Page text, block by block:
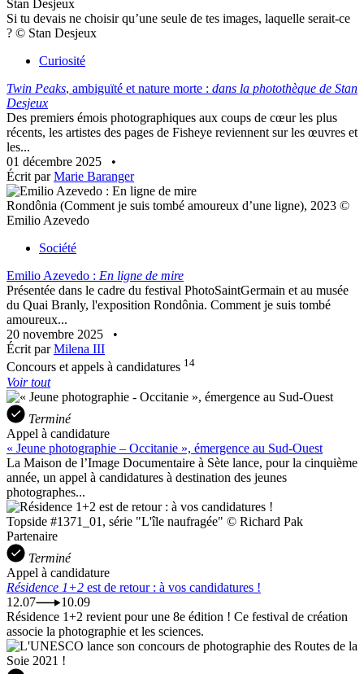
Si tu devais ne choisir qu’une seule de tes images, laquelle serait-ce
? © Stan Desjeux
Curiosité
Twin Peaks, ambiguïté et nature morte : dans la photothèque de Stan
Desjeux
Des premiers émois photographiques aux coups de cœur les plus
récents, les artistes des pages de Fisheye reviennent sur les œuvres et
les...
01 décembre 2025
•
Écrit parMarie Baranger
Rondônia (Comment je suis tombé amoureux d’une ligne), 2023 ©
Emilio Azevedo
Société
Emilio Azevedo : En ligne de mire
Présentée dans le cadre du festival PhotoSaintGermain et au musée
du Quai Branly, l'exposition Rondônia. Comment je suis tombé
amoureux...
20 novembre 2025
•
Écrit parMilena III
Concours et appels à candidatures 14
Voir tout
Terminé
Appel à candidature
« Jeune photographie – Occitanie », émergence au Sud-Ouest
La Maison de l’Image Documentaire à Sète lance, pour la cinquième
année, un appel à candidatures à destination des jeunes
photographes...
Topside #1371_01, série "L'île naufragée" © Richard Pak
Partenaire
Terminé
Appel à candidature
Résidence 1+2 est de retour : à vos candidatures !
12.07
10.09
Résidence 1+2 revient pour une 8e édition ! Ce festival de création
associe la photographie et les sciences.